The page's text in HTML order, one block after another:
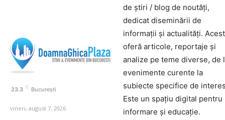
23.3 C București
vineri, august 7, 2026
de știri / blog de noutăți,
dedicat diseminării de
informații și actualități.
oferă articole, reportaje și
analize pe teme diverse, de
evenimente curente la
subiecte specifice de
Este un spațiu digital pentru
informare și educație.